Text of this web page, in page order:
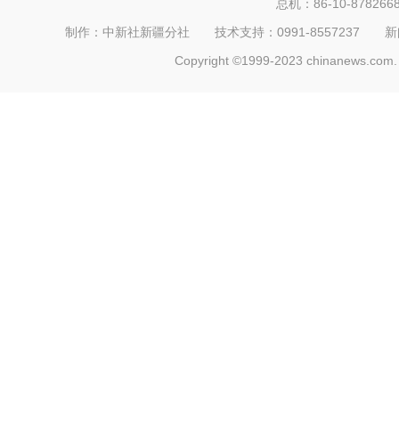
总机：86-10-
制作：中新社新疆分社 技术支持：0991-8557237
Copyright ©1999-2023